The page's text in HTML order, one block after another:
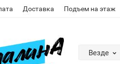
Доставка Подъем на этаж
Везде